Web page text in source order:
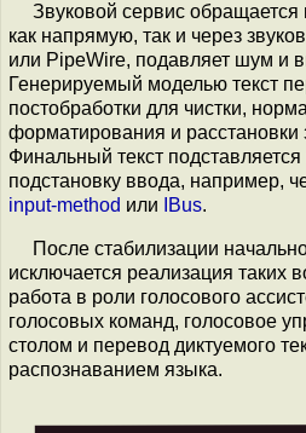
Звуковой сервис обращается
как напрямую, так и через
или PipeWire, подавляет шум и
Генерируемый моделью текст
постобработки для чистки,
форматирования и расстановки
Финальный текст
подстановку ввода, например,
input-method или IBus.
После стабилизации
исключается реализация таких
работа в роли голосового
голосовых команд, голосовое
столом и перевод диктуемого
распознаванием языка.